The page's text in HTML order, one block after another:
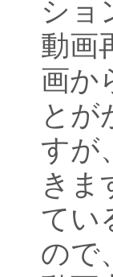
ショ
動画
画か
とが
すが
きま
てい
ので